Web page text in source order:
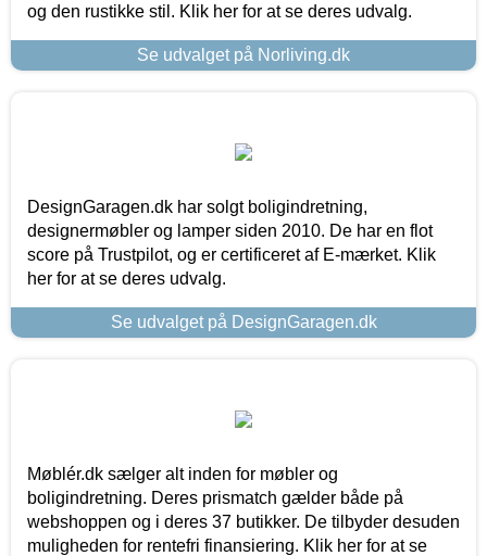
og den rustikke stil. Klik her for at se deres udvalg.
Se udvalget på Norliving.dk
DesignGaragen.dk har solgt boligindretning,
designermøbler og lamper siden 2010. De har en flot
score på Trustpilot, og er certificeret af E-mærket. Klik
her for at se deres udvalg.
Se udvalget på DesignGaragen.dk
Møblér.dk sælger alt inden for møbler og
boligindretning. Deres prismatch gælder både på
webshoppen og i deres 37 butikker. De tilbyder desuden
muligheden for rentefri finansiering. Klik her for at se